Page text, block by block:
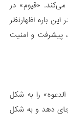
«قیوم» در
باره اظهارنظر
پیشرفت و امنیت
را به شکل
دهد و به شکل